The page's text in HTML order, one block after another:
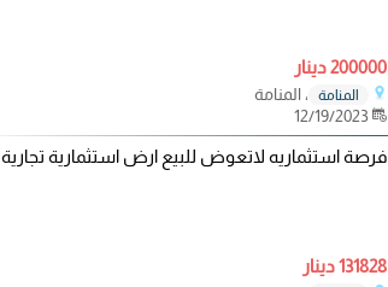
200000 دينار
المنامة
، المنامة
12/19/2023
فرصة استثماريه لاتعوض للبيع ارض استثمارية تجارية
131828 دينار